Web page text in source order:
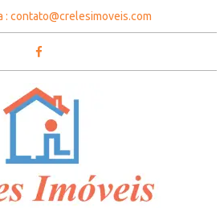
: contato@crelesimoveis.com